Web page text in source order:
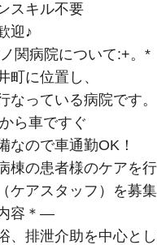
スキル不要
迎♪
関病院について:+。*
町に位置し、
なっている病院です。
ら車ですぐ
なので車通勤OK！
棟の患者様のケアを行
ケアスタッフ）を募集
容＊―
、排泄介助を中心と